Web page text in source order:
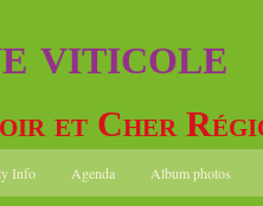
viticole
et Cher
Info Agenda Album photos